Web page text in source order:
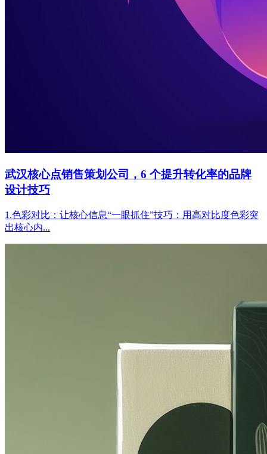
武汉核心点销售策划公司，6 个提升转化率的品牌
设计技巧
1.色彩对比：让核心信息“一眼抓住”技巧：用高对比度色彩突
出核心内...